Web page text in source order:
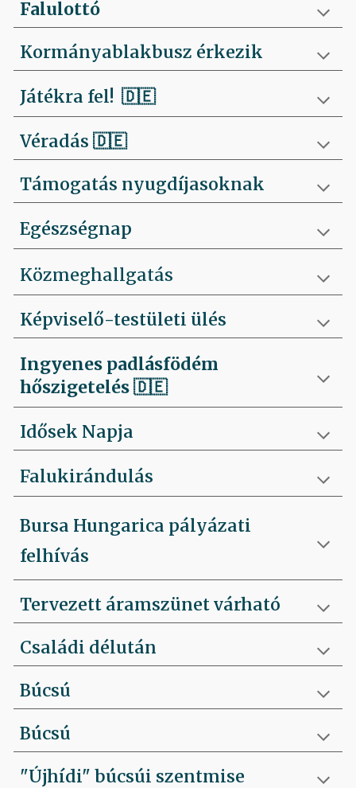
Falulottó
Kormányablakbusz érkezik
Játékra fel!🇩🇪
Véradás🇩🇪
Támogatás nyugdíjasoknak
Egészségnap
Közmeghallgatás
Képviselő-testületi ülés
Ingyenes padlásfödém
hőszigetelés🇩🇪
Idősek Napja
Falukirándulás
Bursa Hungarica pályázati
felhívás
Tervezett áramszünet várható
Családi délután
Búcsú
Búcsú
"Újhídi" búcsúi szentmise